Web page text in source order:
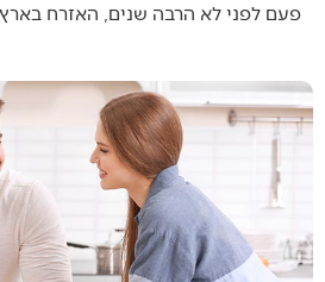
פעם לפני לא הרבה שנים, האזרח